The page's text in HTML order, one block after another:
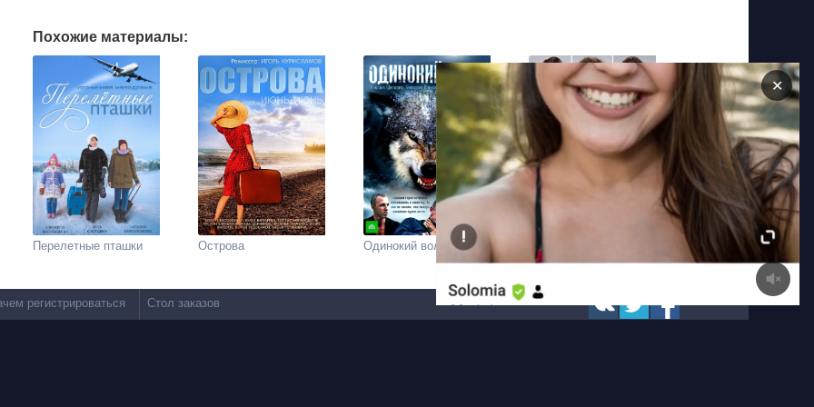
Похожие материалы:
Трудоголики
Одинокий волк
Острова
Перелетные пташки
регистрироваться Стол заказов
✕